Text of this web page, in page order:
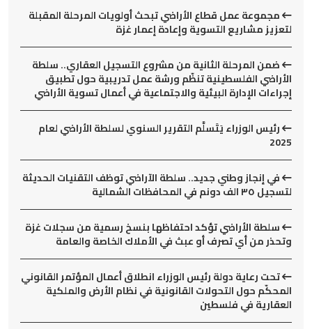
مجموعة عمل قطاع الأراضي تبحث أولويات المرحلة المقبلة
لتعزيز مشاريع التسوية وإعادة إعمار غزة
ضمن المرحلة الثانية من مشروع التسجيل العقاري.. سلطة
الأراضي الفلسطينية تنظّم ورشة عمل تدريبية حول تطبيق
إجراءات الإدارة البيئية والاجتماعية في أعمال تسوية الأراضي
رئيس الوزراء يَتَسلَّم التقرير السنوي لسلطة الأراضي لعام
2025
في إنجاز وطني جديد.. سلطة الآراضي توظف التقنيات الحديثة
لتسجيل ٣٥ الف دونم في المحافظات الشمالية
سلطة الأراضي تؤكد احتفاظها بنسخ رسمية من سجلات غزة
وتحذر من أي تصرف أو عبث في الأملاك الخاصة والعامة
تحت رعاية دولة رئيس الوزراء انطلاق أعمال المؤتمر القانوني
المحكّم حول التحولات القانونية في نظام الأرض والملكية
العقارية في فلسطين